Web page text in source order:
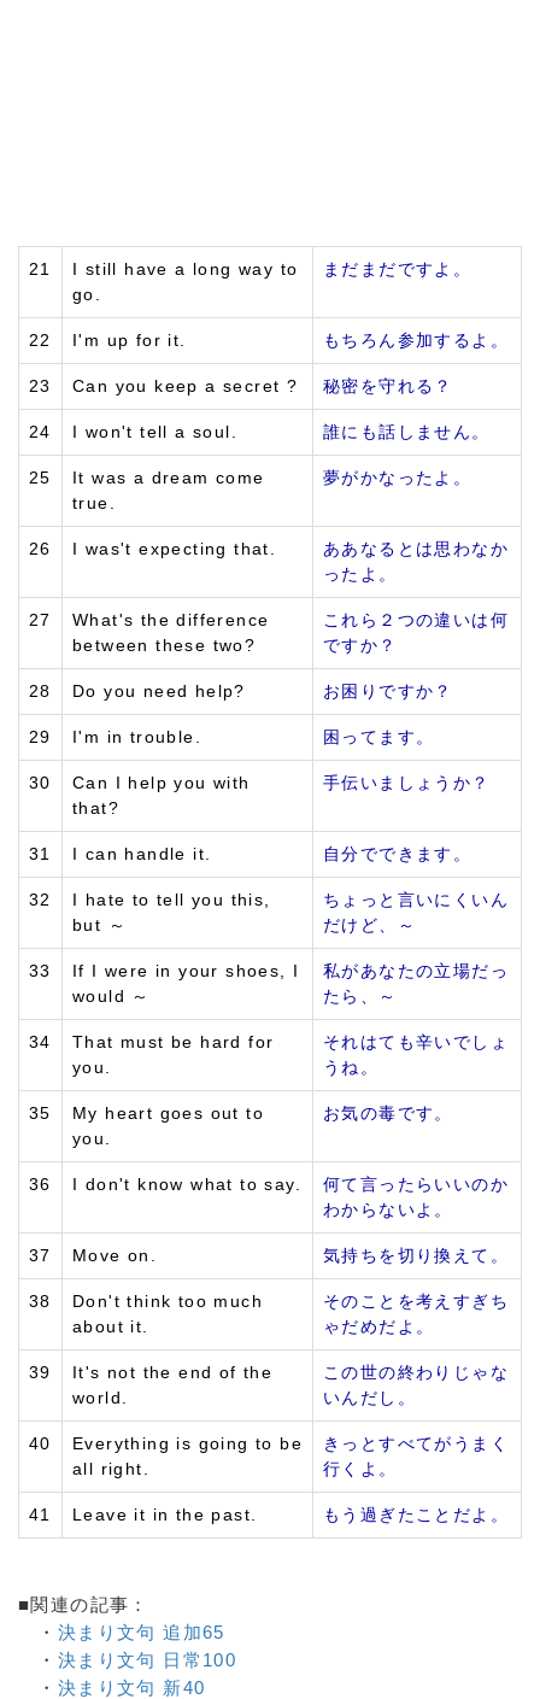
21
I still have a long way to
go.
まだまだですよ。
22 I'm up for it. もちろん参加するよ。
23 Can you keep a secret ? 秘密を守れる？
24 I won't tell a soul. 誰にも話しません。
25
It was a dream come
true.
夢がかなったよ。
26 I was't expecting that.
ああなるとは思わなか
ったよ。
27
What's the difference
between these two?
これら２つの違いは何
ですか？
28 Do you need help? お困りですか？
29 I'm in trouble. 困ってます。
30
Can I help you with
that?
手伝いましょうか？
31 I can handle it. 自分でできます。
32
I hate to tell you this,
but ～
ちょっと言いにくいん
だけど、～
33
If I were in your shoes, I
would ～
私があなたの立場だっ
たら、～
34
That must be hard for
you.
それはても辛いでしょ
うね。
35
My heart goes out to
you.
お気の毒です。
36 I don't know what to say.
何て言ったらいいのか
わからないよ。
37 Move on. 気持ちを切り換えて。
38
Don't think too much
about it.
そのことを考えすぎち
ゃだめだよ。
39
It's not the end of the
world.
この世の終わりじゃな
いんだし。
40
Everything is going to be
all right.
きっとすべてがうまく
行くよ。
41 Leave it in the past. もう過ぎたことだよ。
■関連の記事：
・ 決まり文句 追加65
・ 決まり文句 日常100
・ 決まり文句 新40